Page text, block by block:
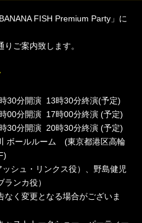
FISH Premium Party」に
ご案内致します。
30分開演 13時30分終演(予定)
00分開演 17時00分終演 (予定)
30分開演 20時30分終演 (予定)
ボールルーム (東京都港区高輪
シュ・リンクス役）、野島健児
ランカ役）
となる場合がございま